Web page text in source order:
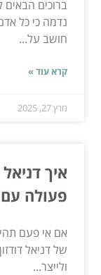
ברוכים
נדמה כי כל
חושב על...
קרא עוד »
מרץ 27, 2025
איך
פעולה עם
אם אי פעם
של דניאל
ולייצר...